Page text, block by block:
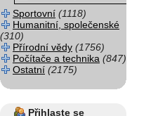
Sportovní (1118)
Humanitní, společenské
(310)
Přírodní vědy (1756)
Počítače a technika (847)
Ostatní (2175)
Přihlaste se